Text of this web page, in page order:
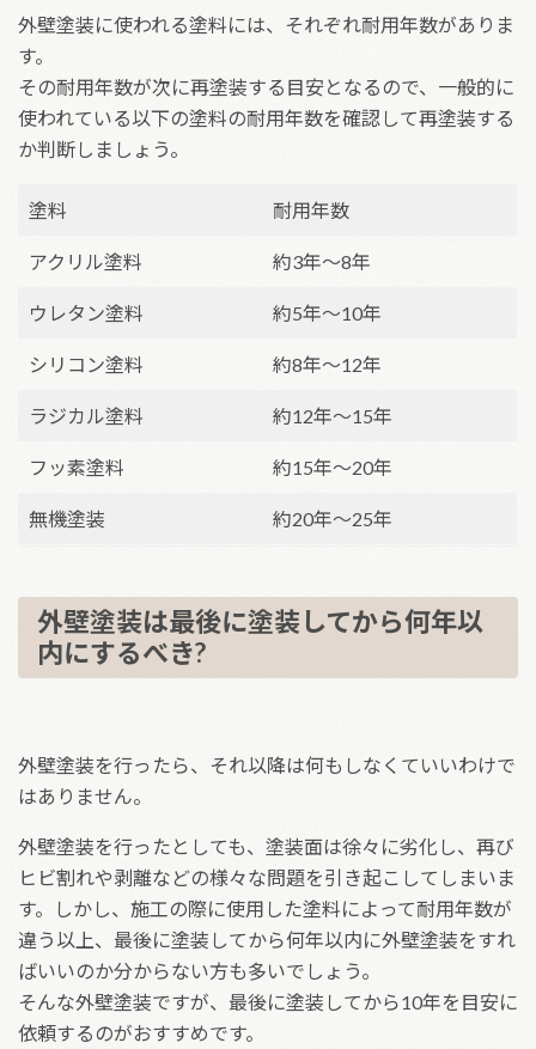
外壁塗装に使われる塗料には、それぞれ耐用年数がありま
す。
その耐用年数が次に再塗装する目安となるので、一般的に
使われている以下の塗料の耐用年数を確認して再塗装する
か判断しましょう。
塗料 耐用年数
アクリル塗料 約3年～8年
ウレタン塗料 約5年～10年
シリコン塗料 約8年～12年
ラジカル塗料 約12年～15年
フッ素塗料 約15年～20年
無機塗装 約20年～25年
外壁塗装は最後に塗装してから何年以
内にするべき?
外壁塗装を行ったら、それ以降は何もしなくていいわけで
はありません。
外壁塗装を行ったとしても、塗装面は徐々に劣化し、再び
ヒビ割れや剥離などの様々な問題を引き起こしてしまいま
す。しかし、施工の際に使用した塗料によって耐用年数が
違う以上、最後に塗装してから何年以内に外壁塗装をすれ
ばいいのか分からない方も多いでしょう。
そんな外壁塗装ですが、最後に塗装してから10年を目安に
依頼するのがおすすめです。